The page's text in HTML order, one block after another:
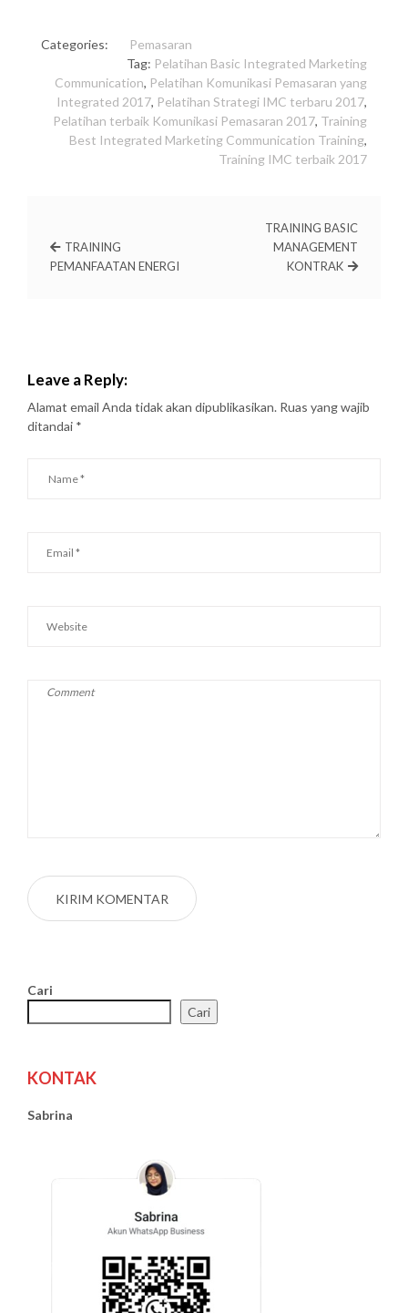
Categories:
Pemasaran
Tag: Pelatihan Basic Integrated Marketing
Communication, Pelatihan Komunikasi Pemasaran yang
Integrated 2017, Pelatihan Strategi IMC terbaru 2017,
Pelatihan terbaik Komunikasi Pemasaran 2017, Training
Best Integrated Marketing Communication Training,
Training IMC terbaik 2017
TRAINING
PEMANFAATAN ENERGI
TRAINING BASIC
MANAGEMENT
KONTRAK
Leave a Reply:
Alamat email Anda tidak akan dipublikasikan. Ruas yang wajib
ditandai *
Cari
Cari
KONTAK
Sabrina